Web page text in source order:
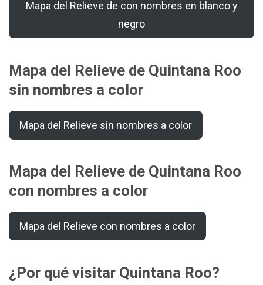
Mapa del Relieve de con nombres en blanco y
negro
Mapa del Relieve de Quintana Roo
sin nombres a color
Mapa del Relieve sin nombres a color
Mapa del Relieve de Quintana Roo
con nombres a color
Mapa del Relieve con nombres a color
¿Por qué visitar Quintana Roo?